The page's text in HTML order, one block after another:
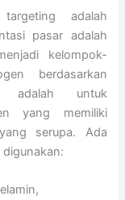
adalah
pasar adalah
kelompok-
berdasarkan
adalah untuk
yang memiliki
serupa. Ada